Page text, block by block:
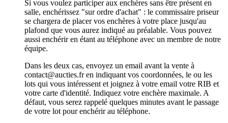
Si vous voulez participer aux enchères sans être présent en
salle, enchérissez "sur ordre d'achat" : le commissaire priseur
se chargera de placer vos enchères à votre place jusqu'au
plafond que vous aurez indiqué au préalable. Vous pouvez
aussi enchérir en étant au téléphone avec un membre de notre
équipe.
Dans les deux cas, envoyez un email avant la vente à
contact@aucties.fr en indiquant vos coordonnées, le ou les
lots qui vous intéressent et joignez à votre email votre RIB et
votre carte d'identité. Indiquez votre enchère maximale. A
défaut, vous serez rappelé quelques minutes avant le passage
de votre lot pour enchérir au téléphone.